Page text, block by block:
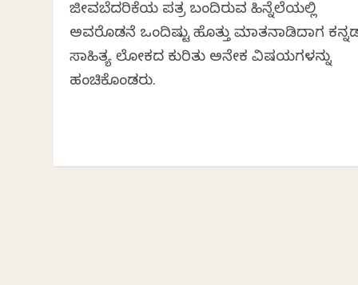
ಜೀವಬೆದರಿಕೆಯ ಪತ್ರ ಬಂದಿರುವ ಹಿನ್ನೆಲೆಯಲ್ಲಿ
ಅವರೊಡನೆ ಒಂದಿಷ್ಟು ಹೊತ್ತು ಮಾತನಾಡಿದಾಗ
ಸಾಹಿತ್ಯ ಲೋಕದ ಕುರಿತು ಅನೇಕ ವಿಷಯಗಳನ್ನು
ಹಂಚಿಕೊಂಡರು.